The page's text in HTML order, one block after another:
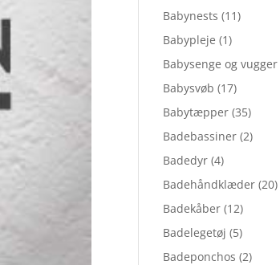
Babynests (11)
Babypleje (1)
Babysenge og vugger
Babysvøb (17)
Babytæpper (35)
Badebassiner (2)
Badedyr (4)
Badehåndklæder (20)
Badekåber (12)
Badelegetøj (5)
Badeponchos (2)